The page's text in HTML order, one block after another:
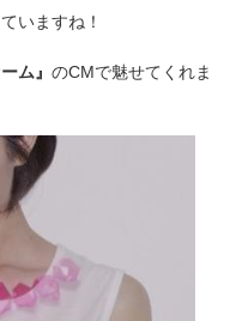
いますね！
ーム』のCMで魅せてくれま